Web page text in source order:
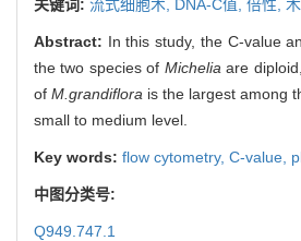
关键词: 流式细胞术, DNA-C值, 倍性,
Abstract: In this study, the C-value
the two species of Michelia are diploid,
ofM.grandiflora is the largest among
small to medium level.
Key words: flow cytometry, C-value,
中图分类号:
Q949.747.1